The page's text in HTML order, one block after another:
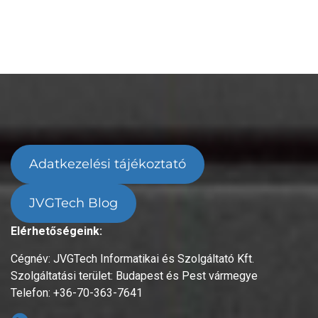
Adatkezelési tájékoztató
JVGTech Blog
Elérhetőségeink:
Cégnév: JVGTech Informatikai és Szolgáltató Kft.
Szolgáltatási terület: Budapest és Pest vármegye
Telefon: +36-70-363-7641